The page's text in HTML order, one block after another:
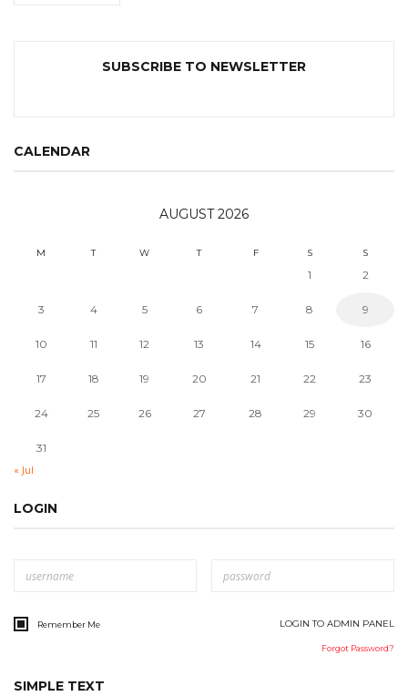
SUBSCRIBE TO NEWSLETTER
CALENDAR
AUGUST 2026
M T W T F S S
1 2
3 4 5 6 7 8 9
10 11 12 13 14 15 16
17 18 19 20 21 22 23
24 25 26 27 28 29 30
31
« Jul
LOGIN
Remember Me
Forgot Password?
SIMPLE TEXT